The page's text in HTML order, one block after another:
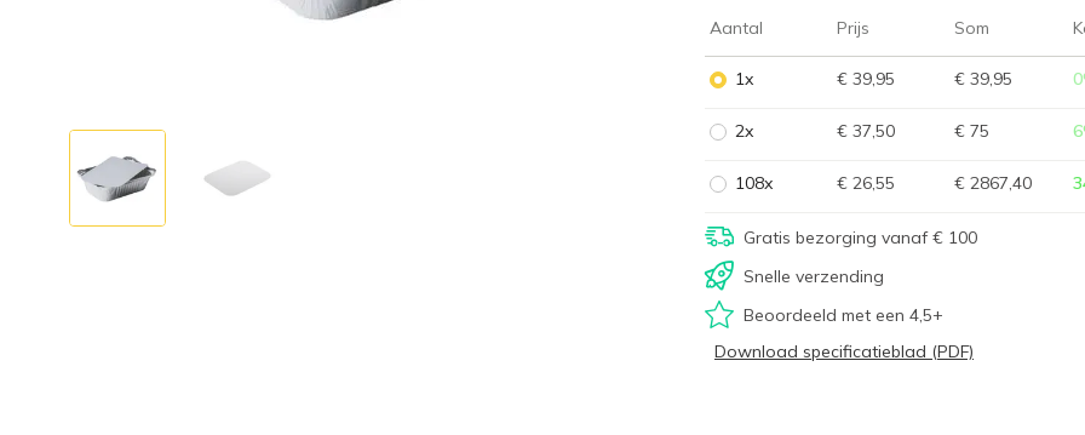
Aantal Prijs Som
1x € 39,95 € 39,95 0
2x € 37,50 € 75 6
108x € 26,55 € 2867,40
Gratis bezorging vanaf € 100
Snelle verzending
Beoordeeld met een 4,5+
Download specificatieblad (PDF)